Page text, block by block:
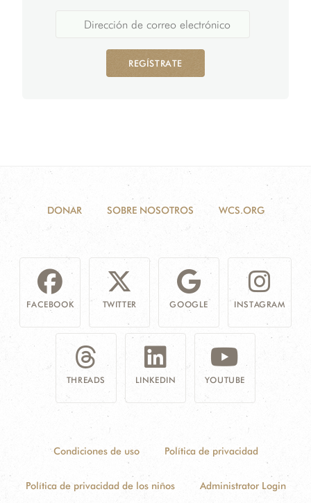
REGÍSTRATE
DONAR SOBRE NOSOTROS WCS.ORG
FACEBOOK TWITTER GOOGLE INSTAGRAM
THREADS LINKEDIN YOUTUBE
Condiciones de uso Política de privacidad
Política de privacidad de los niños Administrator Login